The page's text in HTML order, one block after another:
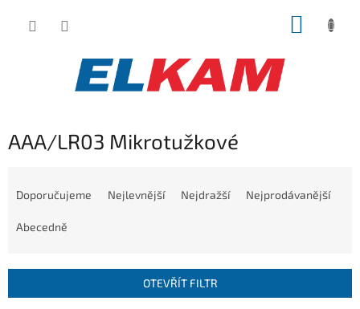
AAA/LR03 Mikrotužkové
r
Doporučujeme Nejlevnější Nejdražší Nejprodávanější
Abecedně
OTEVŘÍT FILTR